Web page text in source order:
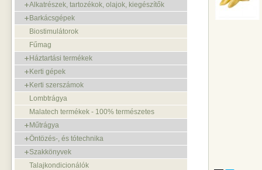
Alkatrészek, tartozékok, olajok, kiegészítők
Barkácsgépek
Biostimulátorok
Fűmag
Háztartási termékek
Kerti gépek
Kerti szerszámok
Lombtrágya
Malatech termékek - 100% természetes
Műtrágya
Öntözés-, és tótechnika
Szakkönyvek
Talajkondicionálók